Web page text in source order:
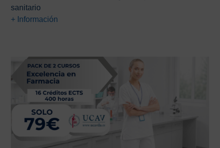
era:
68,00€.29,00€.
sanitario
+ Información